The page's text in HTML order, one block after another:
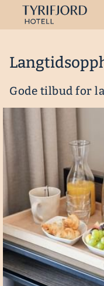
Gode tilbud for